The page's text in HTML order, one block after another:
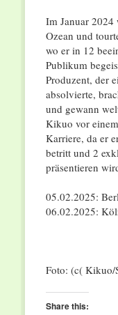
Im Januar 2024
Ozean und
wo er in 12
Publikum
Produzent, der
absolvierte,
und gewann
Kikuo vor
Karriere, da er
betritt und 2
präsentieren
05.02.2025:
06.02.2025:
Foto: (c( Kikuo/
Share this: